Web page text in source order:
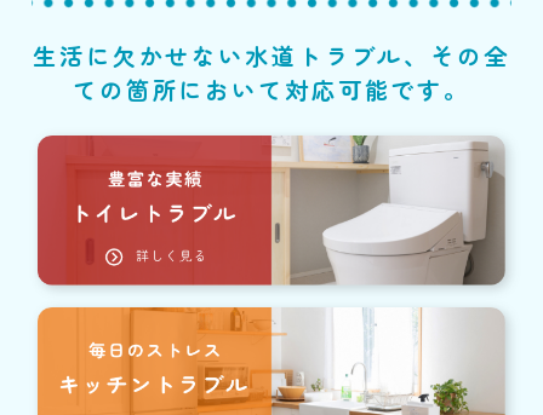
生活に欠かせない水道トラブル、その全
ての箇所において対応可能です。